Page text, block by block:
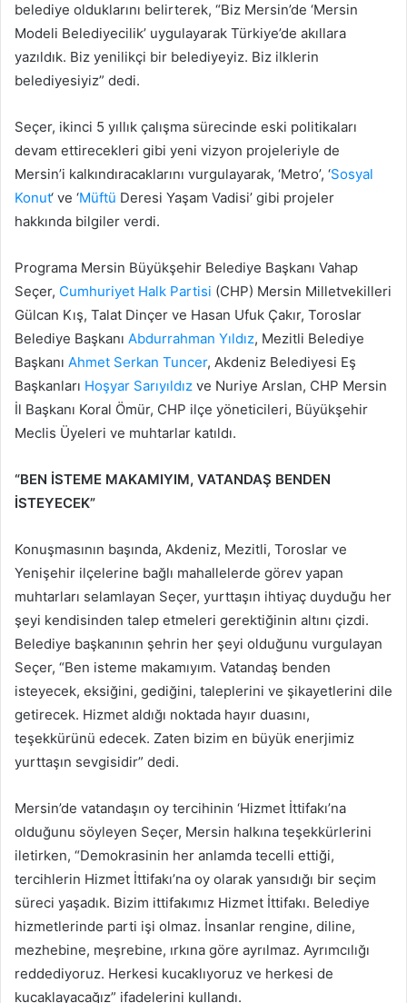
belediye olduklarını belirterek, “Biz Mersin’de ‘Mersin
Modeli Belediyecilik’ uygulayarak Türkiye’de akıllara
yazıldık. Biz yenilikçi bir belediyeyiz. Biz ilklerin
belediyesiyiz” dedi.
Seçer, ikinci 5 yıllık çalışma sürecinde eski politikaları
devam ettirecekleri gibi yeni vizyon projeleriyle de
Mersin’i kalkındıracaklarını vurgulayarak, ‘Metro’, ‘Sosyal
Konut‘ ve ‘Müftü Deresi Yaşam Vadisi’ gibi projeler
hakkında bilgiler verdi.
Programa Mersin Büyükşehir Belediye Başkanı Vahap
Seçer, Cumhuriyet Halk Partisi (CHP) Mersin Milletvekilleri
Gülcan Kış, Talat Dinçer ve Hasan Ufuk Çakır, Toroslar
Belediye Başkanı Abdurrahman Yıldız, Mezitli Belediye
Başkanı Ahmet Serkan Tuncer, Akdeniz Belediyesi Eş
Başkanları Hoşyar Sarıyıldız ve Nuriye Arslan, CHP Mersin
İl Başkanı Koral Ömür, CHP ilçe yöneticileri, Büyükşehir
Meclis Üyeleri ve muhtarlar katıldı.
“BEN İSTEME MAKAMIYIM, VATANDAŞ BENDEN
İSTEYECEK”
Konuşmasının başında, Akdeniz, Mezitli, Toroslar ve
Yenişehir ilçelerine bağlı mahallelerde görev yapan
muhtarları selamlayan Seçer, yurttaşın ihtiyaç duyduğu her
şeyi kendisinden talep etmeleri gerektiğinin altını çizdi.
Belediye başkanının şehrin her şeyi olduğunu vurgulayan
Seçer, “Ben isteme makamıyım. Vatandaş benden
isteyecek, eksiğini, gediğini, taleplerini ve şikayetlerini dile
getirecek. Hizmet aldığı noktada hayır duasını,
teşekkürünü edecek. Zaten bizim en büyük enerjimiz
yurttaşın sevgisidir” dedi.
Mersin’de vatandaşın oy tercihinin ‘Hizmet İttifakı’na
olduğunu söyleyen Seçer, Mersin halkına teşekkürlerini
iletirken, “Demokrasinin her anlamda tecelli ettiği,
tercihlerin Hizmet İttifakı’na oy olarak yansıdığı bir seçim
süreci yaşadık. Bizim ittifakımız Hizmet İttifakı. Belediye
hizmetlerinde parti işi olmaz. İnsanlar rengine, diline,
mezhebine, meşrebine, ırkına göre ayrılmaz. Ayrımcılığı
reddediyoruz. Herkesi kucaklıyoruz ve herkesi de
kucaklayacağız” ifadelerini kullandı.